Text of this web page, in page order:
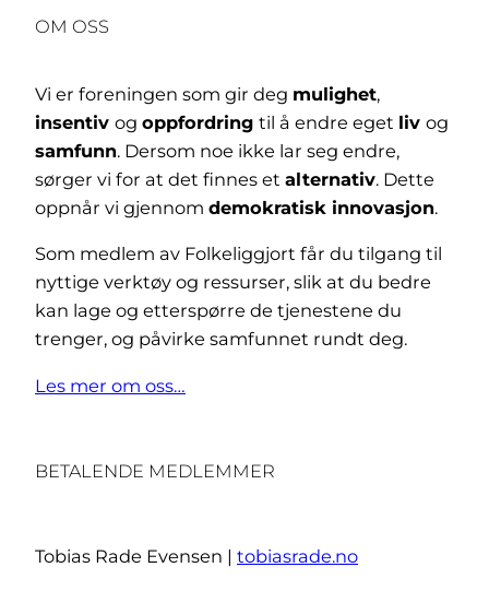
OM OSS
Vi er foreningen som gir deg mulighet,
insentiv og oppfordring til å endre eget liv og
samfunn. Dersom noe ikke lar seg endre,
sørger vi for at det finnes et alternativ. Dette
oppnår vi gjennom demokratisk innovasjon.
Som medlem av Folkeliggjort får du tilgang til
nyttige verktøy og ressurser, slik at du bedre
kan lage og etterspørre de tjenestene du
trenger, og påvirke samfunnet rundt deg.
Les mer om oss…
BETALENDE MEDLEMMER
Tobias Rade Evensen | tobiasrade.no